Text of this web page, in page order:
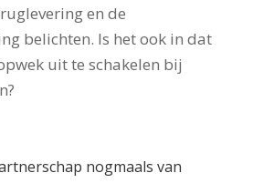
en de
belichten. Is het ook in dat
uit te schakelen bij
nogmaals van